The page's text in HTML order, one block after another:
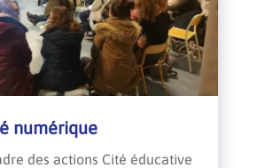
numérique
des actions Cité éducative